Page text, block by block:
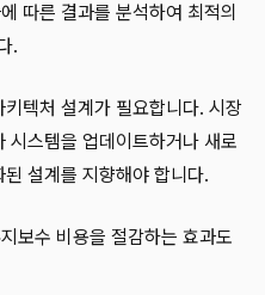
따른 결과를 분석하여 최적의
.
키텍처 설계가 필요합니다. 시장
스템을 업데이트하거나 새로
설계를 지향해야 합니다.
보수 비용을 절감하는 효과도